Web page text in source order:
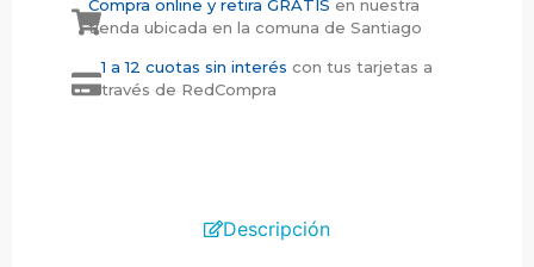
Compra online y retira GRATIS en nuestra
tienda ubicada en la comuna de Santiago
1 a 12 cuotas sin interés con tus tarjetas a
través de RedCompra
Descripción